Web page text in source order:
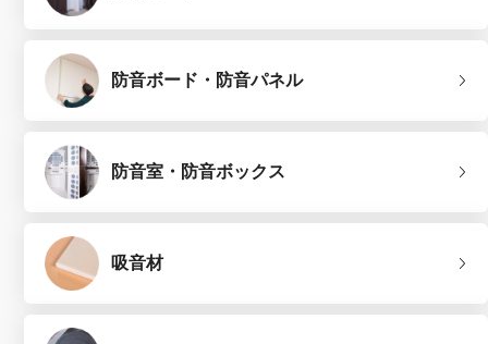
防音ボード・防音パネル
防音室・防音ボックス
吸音材